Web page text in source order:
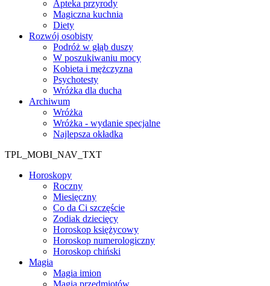
Apteka przyrody
Magiczna kuchnia
Diety
Rozwój osobisty
Podróż w głąb duszy
W poszukiwaniu mocy
Kobieta i mężczyzna
Psychotesty
Wróżka dla ducha
Archiwum
Wróżka
Wróżka - wydanie specjalne
Najlepsza okładka
TPL_MOBI_NAV_TXT
Horoskopy
Roczny
Miesięczny
Co da Ci szczęście
Zodiak dziecięcy
Horoskop księżycowy
Horoskop numerologiczny
Horoskop chiński
Magia
Magia imion
Magia przedmiotów